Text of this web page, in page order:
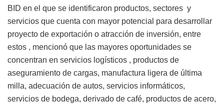
BID en el que se identificaron productos, sectores y
servicios que cuenta con mayor potencial para desarrollar
proyecto de exportación o atracción de inversión, entre
estos , mencionó que las mayores oportunidades se
concentran en servicios logísticos , productos de
aseguramiento de cargas, manufactura ligera de última
milla, adecuación de autos, servicios informáticos,
servicios de bodega, derivado de café, productos de acero,